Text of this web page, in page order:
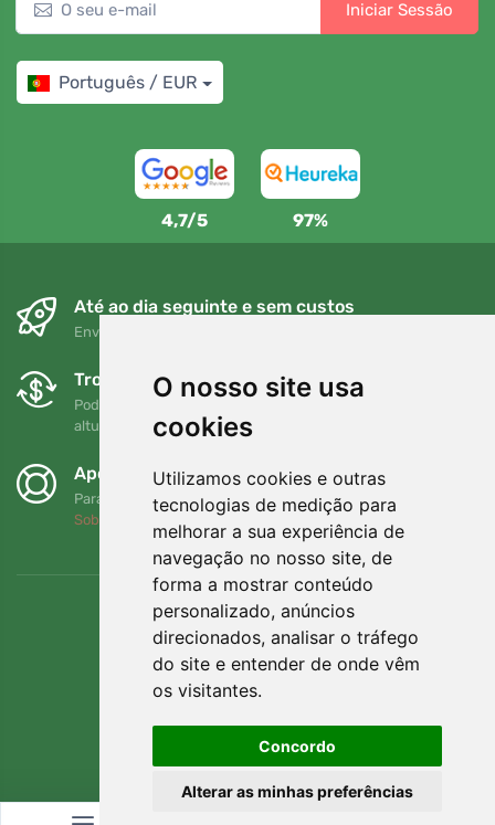
O nosso site usa
cookies
Utilizamos cookies e outras
tecnologias de medição para
melhorar a sua experiência de
navegação no nosso site, de
forma a mostrar conteúdo
personalizado, anúncios
direcionados, analisar o tráfego
do site e entender de onde vêm
os visitantes.
Concordo
Alterar as minhas preferências
Iniciar Sessão
Português / EUR
4,7/5 97%
Até ao dia seguinte e sem custos
Envio gratuito para encomendas superiores a 80 EUR
Trocas e devoluções gratuitas
Pode devolver ou trocar a sua encomenda em qualquer
altura no prazo de 90 dias
Apoiamos a Trees.org
Para cada encomenda plantamos uma árvore! Leia mais
Sobre nós